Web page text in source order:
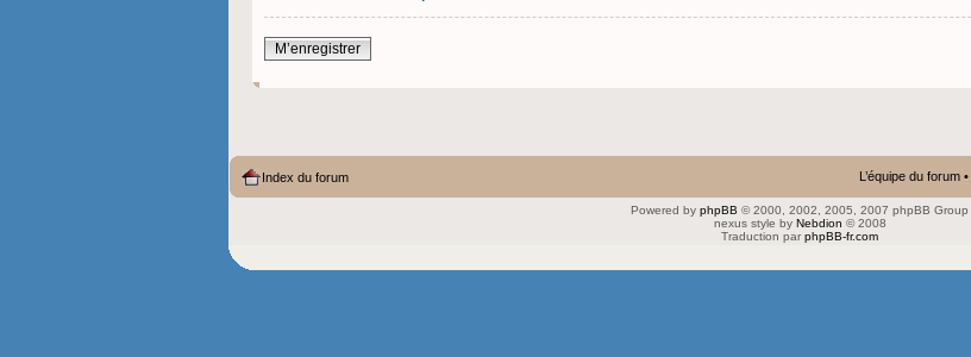
M’enregistrer
Index du forum L’équipe du forum •
Powered by phpBB © 2000, 2002, 2005, 2007 phpBB Group
nexus style by Nebdion © 2008
Traduction par phpBB-fr.com